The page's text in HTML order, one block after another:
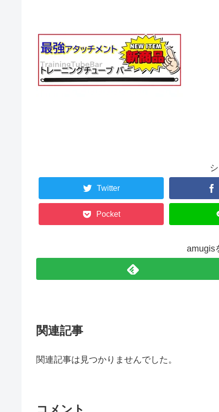
Twitter
Pocket
amugis
関連記事
関連記事は見つかりませんでした。
コメント